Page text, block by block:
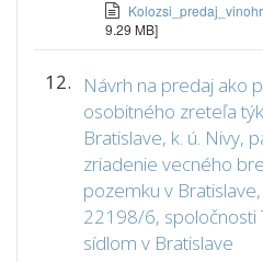
9.29 MB]
12.
Návrh na predaj ako
osobitného zreteľa
Bratislave, k. ú. Nivy,
zriadenie vecného
pozemku v Bratislave,
22198/6, spoločnosti
sídlom v Bratislave